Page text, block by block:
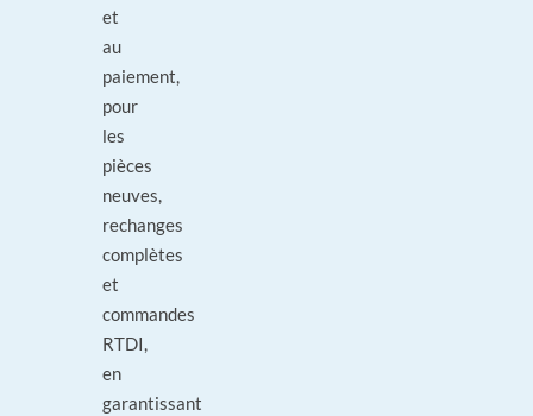
et
au
paiement,
pour
les
pièces
neuves,
rechanges
complètes
et
commandes
RTDI,
en
garantissant